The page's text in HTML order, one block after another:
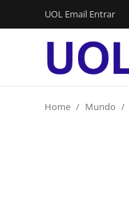
UOL Email Entrar
Login
Home Mundo